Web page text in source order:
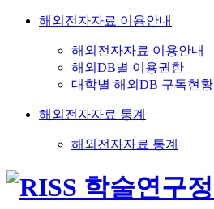
해외전자자료 이용안내
해외전자자료 이용안내
해외DB별 이용권한
대학별 해외DB 구독현황
해외전자자료 통계
해외전자자료 통계